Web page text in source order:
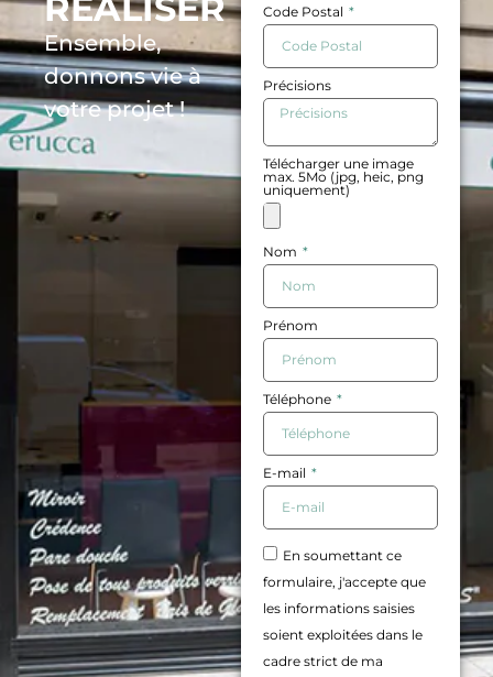
Ensemble,
donnons vie à
votre projet !
Code Postal
Précisions
Télécharger une image
max. 5Mo (jpg, heic, png
uniquement)
Nom
Prénom
Téléphone
E-mail
En soumettant ce
formulaire, j'accepte que
les informations saisies
soient exploitées dans le
cadre strict de ma